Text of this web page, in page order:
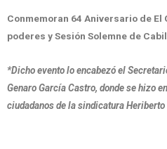
Conmemoran 64 Aniversario de El
poderes y Sesión Solemne de
*Dicho evento lo encabezó el
Genaro García Castro, donde se hizo
ciudadanos de la sindicatura